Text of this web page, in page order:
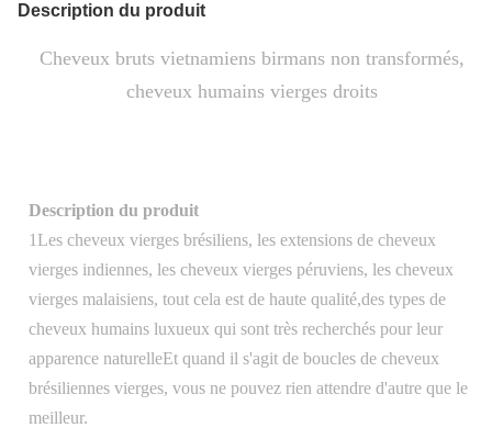
Description du produit
Cheveux bruts vietnamiens birmans non transformés,
cheveux humains vierges droits
Description du produit
1Les cheveux vierges brésiliens, les extensions de cheveux
vierges indiennes, les cheveux vierges péruviens, les cheveux
vierges malaisiens, tout cela est de haute qualité,des types de
cheveux humains luxueux qui sont très recherchés pour leur
apparence naturelleEt quand il s'agit de boucles de cheveux
brésiliennes vierges, vous ne pouvez rien attendre d'autre que le
meilleur.